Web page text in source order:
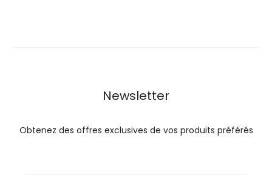
Newsletter
Obtenez des offres exclusives de vos produits préférés